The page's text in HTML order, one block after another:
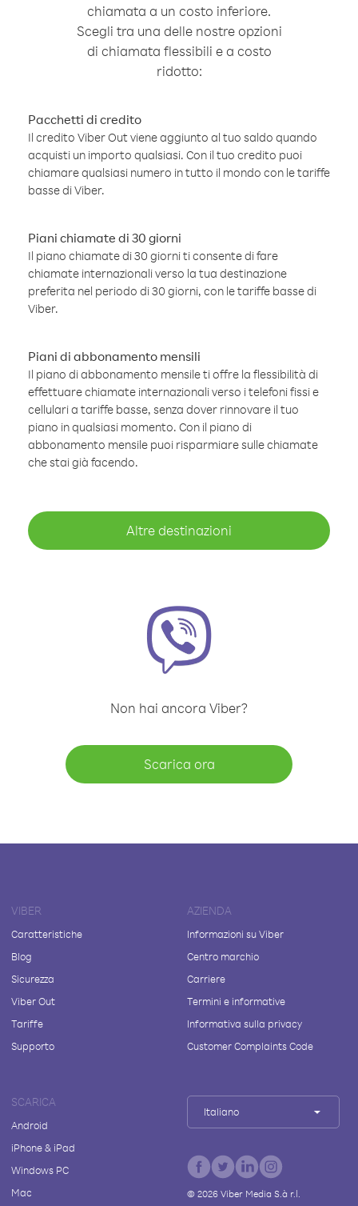
chiamata a un costo inferiore.
Scegli tra una delle nostre opzioni
di chiamata flessibili e a costo
ridotto:
Pacchetti di credito
Il credito Viber Out viene aggiunto al tuo saldo quando
acquisti un importo qualsiasi. Con il tuo credito puoi
chiamare qualsiasi numero in tutto il mondo con le tariffe
basse di Viber.
Piani chiamate di 30 giorni
Il piano chiamate di 30 giorni ti consente di fare
chiamate internazionali verso la tua destinazione
preferita nel periodo di 30 giorni, con le tariffe basse di
Viber.
Piani di abbonamento mensili
Il piano di abbonamento mensile ti offre la flessibilità di
effettuare chiamate internazionali verso i telefoni fissi e
cellulari a tariffe basse, senza dover rinnovare il tuo
piano in qualsiasi momento. Con il piano di
abbonamento mensile puoi risparmiare sulle chiamate
che stai già facendo.
Altre destinazioni
Non hai ancora Viber?
Scarica ora
VIBER
Caratteristiche
Blog
Sicurezza
Viber Out
Tariffe
Supporto
AZIENDA
Informazioni su Viber
Centro marchio
Carriere
Termini e informative
Informativa sulla privacy
Customer Complaints Code
SCARICA
Android
iPhone & iPad
Windows PC
Mac
Italiano
© 2026Viber Media S.à r.l.